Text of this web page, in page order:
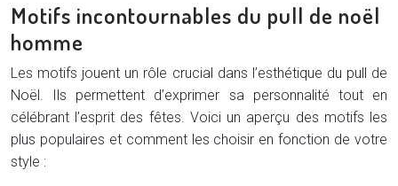
Motifs incontournables du pull de noël
homme
Les motifs jouent un rôle crucial dans l’esthétique du pull de
Noël. Ils permettent d’exprimer sa personnalité tout en
célébrant l’esprit des fêtes. Voici un aperçu des motifs les
plus populaires et comment les choisir en fonction de votre
style :